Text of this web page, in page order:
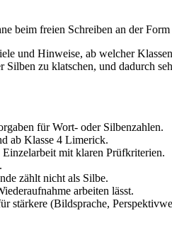
beim freien Schreiben an der
und Hinweise, ab welcher
zu klatschen, und dadurch
für Wort- oder Silbenzahlen.
ab Klasse 4 Limerick.
mit klaren Prüfkriterien.
zählt nicht als Silbe.
arbeiten lässt.
stärkere (Bildsprache,